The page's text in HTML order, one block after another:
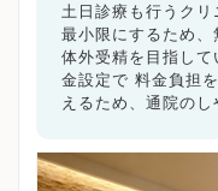
土日診療も行うク
最小限にするため
体外受精を目指し
金設定で 料金負担
えるため、通院のし